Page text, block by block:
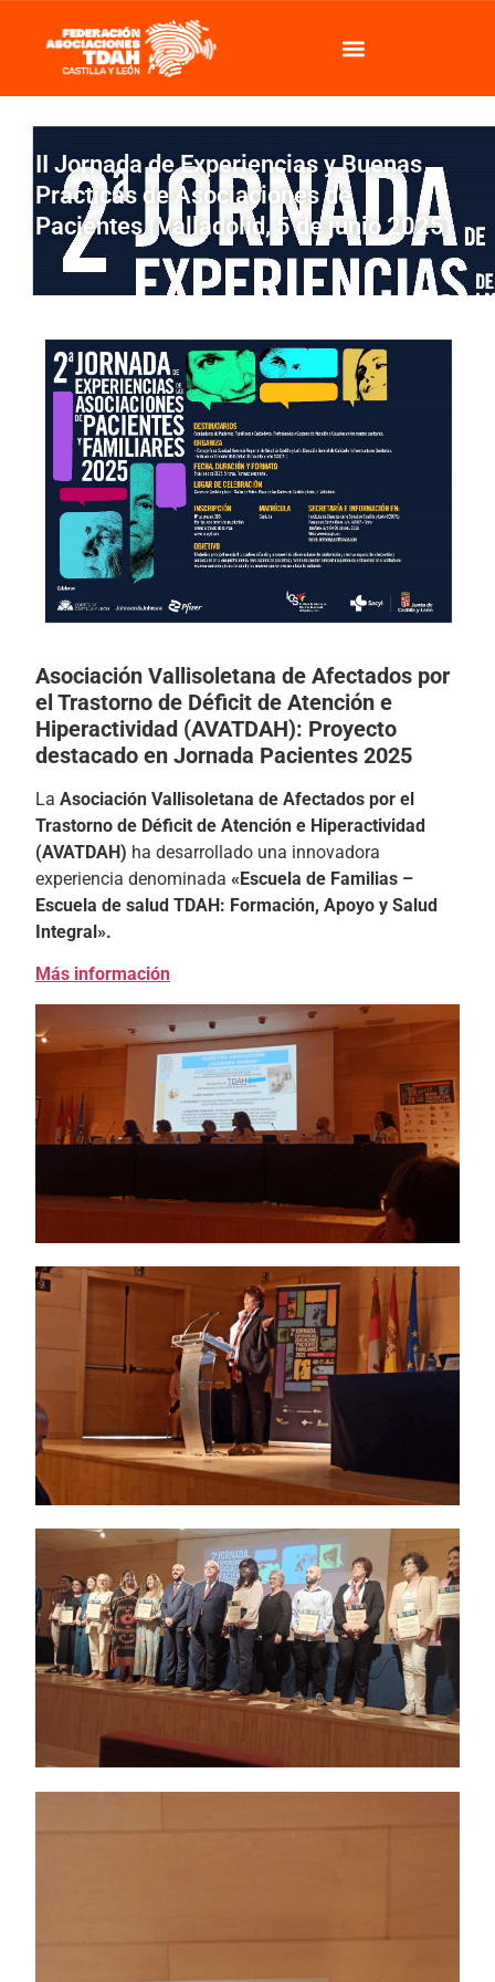
II Jornada de Experiencias y Buenas
Prácticas de Asociaciones de
Pacientes (Valladolid, 5 de junio 2025)
Asociación Vallisoletana de Afectados por
el Trastorno de Déficit de Atención e
Hiperactividad (AVATDAH): Proyecto
destacado en Jornada Pacientes 2025
La Asociación Vallisoletana de Afectados por el
Trastorno de Déficit de Atención e Hiperactividad
(AVATDAH) ha desarrollado una innovadora
experiencia denominada «Escuela de Familias –
Escuela de salud TDAH: Formación, Apoyo y Salud
Integral».
Más información